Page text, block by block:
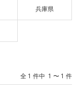
兵庫県
全 1 件中 1 〜 1 件